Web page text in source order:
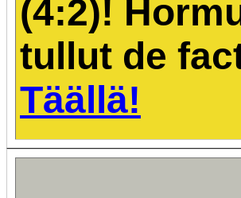
(4:2)!
tullut de
Täällä!